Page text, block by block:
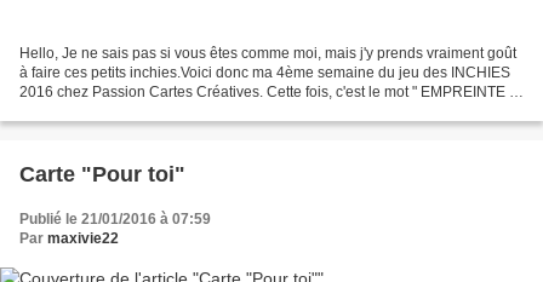
Hello, Je ne sais pas si vous êtes comme moi, mais j'y prends vraiment goût
à faire ces petits inchies.Voici donc ma 4ème semaine du jeu des INCHIES
2016 chez Passion Cartes Créatives. Cette fois, c'est le mot " EMPREINTE "
Carte "Pour toi"
Publié le 21/01/2016 à 07:59
Par maxivie22